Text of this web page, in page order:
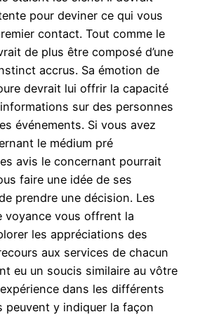
pour deviner ce qui vous
contact. Tout comme le
de plus être composé d’une
accrus. Sa émotion de
devrait lui offrir la capacité
sur des personnes
événements. Si vous avez
le médium pré
avis le concernant pourrait
faire une idée de ses
prendre une décision. Les
voyance vous offrent la
les appréciations des
aux services de chacun
eu un soucis similaire au vôtre
dans les différents
peuvent y indiquer la façon